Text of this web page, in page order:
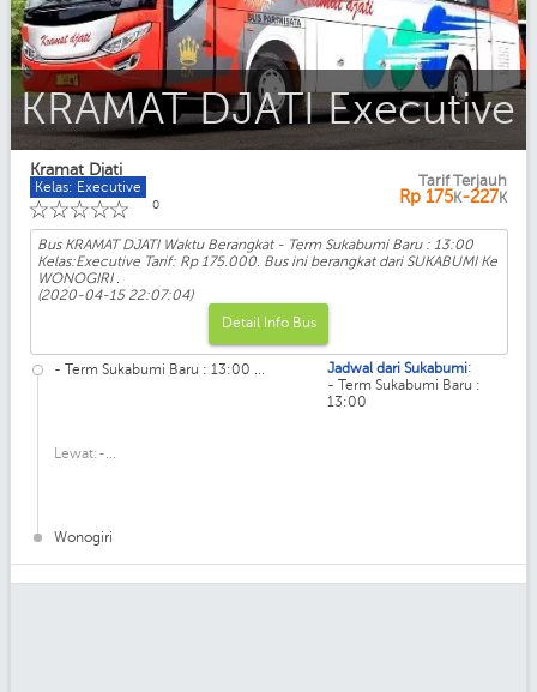
KRAMAT DJATI Executive
Kramat Djati
Kelas: Executive
☆
☆
☆
☆
☆ 0
Tarif Terjauh
Rp 175K-227K
Bus KRAMAT DJATI Waktu Berangkat - Term Sukabumi Baru : 13:00
Kelas:Executive Tarif: Rp 175.000. Bus ini berangkat dari SUKABUMI Ke
WONOGIRI .
(2020-04-15 22:07:04)
Detail Info Bus
- Term Sukabumi Baru : 13:00 ...
Lewat:-...
Wonogiri
Jadwal dari Sukabumi:
- Term Sukabumi Baru :
13:00